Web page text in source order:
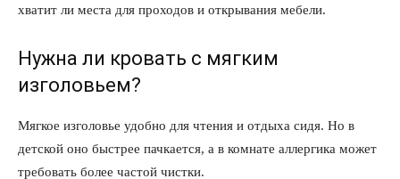
хватит ли места для проходов и открывания мебели.
Нужна ли кровать с мягким
изголовьем?
Мягкое изголовье удобно для чтения и отдыха сидя. Но в
детской оно быстрее пачкается, а в комнате аллергика может
требовать более частой чистки.